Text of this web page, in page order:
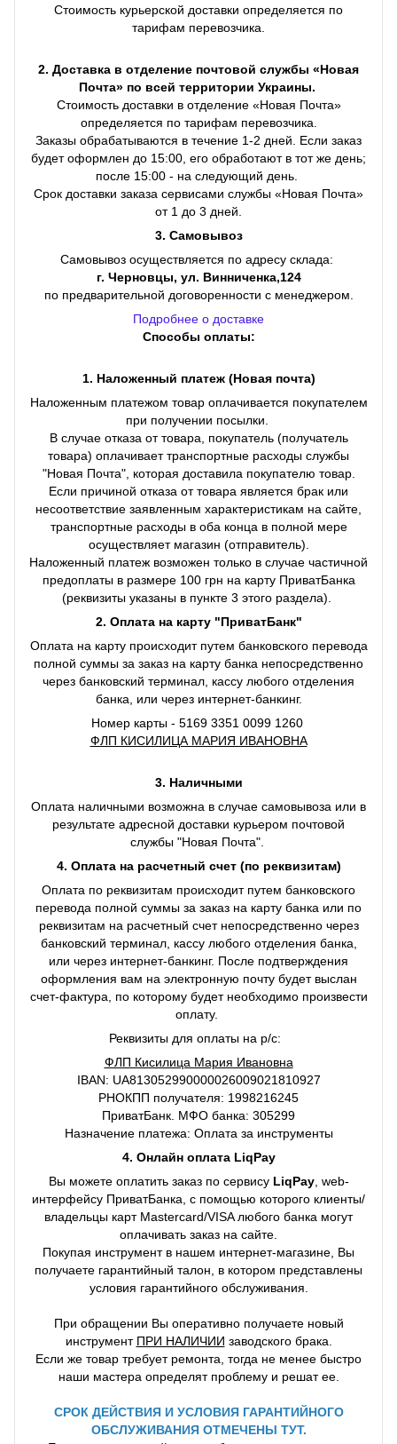
Стоимость курьерской доставки определяется по
тарифам перевозчика.
2. Доставка в отделение почтовой службы «Новая
Почта» по всей территории Украины.
Стоимость доставки в отделение «Новая Почта»
определяется по тарифам перевозчика.
Заказы обрабатываются в течение 1-2 дней. Если заказ
будет оформлен до 15:00, его обработают в тот же день;
после 15:00 - на следующий день.
Срок доставки заказа сервисами службы «Новая Почта»
от 1 до 3 дней.
3. Самовывоз
Самовывоз осуществляется по адресу склада:
г. Черновцы, ул. Винниченка,124
по предварительной договоренности с менеджером.
Подробнее о доставке
Способы оплаты:
1. Наложенный платеж (Новая почта)
Наложенным платежом товар оплачивается покупателем
при получении посылки.
В случае отказа от товара, покупатель (получатель
товара) оплачивает транспортные расходы службы
"Новая Почта", которая доставила покупателю товар.
Если причиной отказа от товара является брак или
несоответствие заявленным характеристикам на сайте,
транспортные расходы в оба конца в полной мере
осуществляет магазин (отправитель).
Наложенный платеж возможен только в случае частичной
предоплаты в размере 100 грн на карту ПриватБанка
(реквизиты указаны в пункте 3 этого раздела).
2. Оплата на карту "ПриватБанк"
Оплата на карту происходит путем банковского перевода
полной суммы за заказ на карту банка непосредственно
через банковский терминал, кассу любого отделения
банка, или через интернет-банкинг.
Номер карты - 5169 3351 0099 1260
ФЛП КИСИЛИЦА МАРИЯ ИВАНОВНА
3. Наличными
Оплата наличными возможна в случае самовывоза или в
результате адресной доставки курьером почтовой
службы "Новая Почта".
4. Оплата на расчетный счет (по реквизитам)
Оплата по реквизитам происходит путем банковского
перевода полной суммы за заказ на карту банка или по
реквизитам на расчетный счет непосредственно через
банковский терминал, кассу любого отделения банка,
или через интернет-банкинг. После подтверждения
оформления вам на электронную почту будет выслан
счет-фактура, по которому будет необходимо произвести
оплату.
Реквизиты для оплаты на р/с:
ФЛП Кисилица Мария Ивановна
IBAN: UA813052990000026009021810927
РНОКПП получателя: 1998216245
ПриватБанк. МФО банка: 305299
Назначение платежа: Оплата за инструменты
4. Онлайн оплата LiqPay
Вы можете оплатить заказ по сервису LiqPay, web-
интерфейсу ПриватБанка, с помощью которого клиенты/
владельцы карт Mastercard/VISA любого банка могут
оплачивать заказ на сайте.
Покупая инструмент в нашем интернет-магазине, Вы
получаете гарантийный талон, в котором представлены
условия гарантийного обслуживания.
При обращении Вы оперативно получаете новый
инструмент ПРИ НАЛИЧИИ заводского брака.
Если же товар требует ремонта, тогда не менее быстро
наши мастера определят проблему и решат ее.
СРОК ДЕЙСТВИЯ И УСЛОВИЯ ГАРАНТИЙНОГО
ОБСЛУЖИВАНИЯ ОТМЕЧЕНЫ ТУТ.